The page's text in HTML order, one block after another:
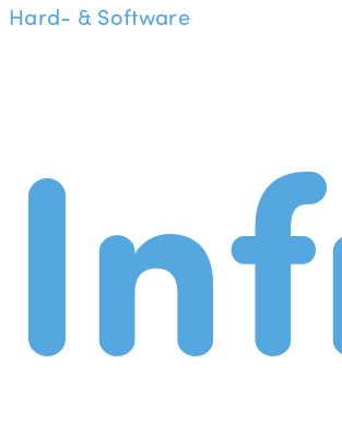
Hard- & Software